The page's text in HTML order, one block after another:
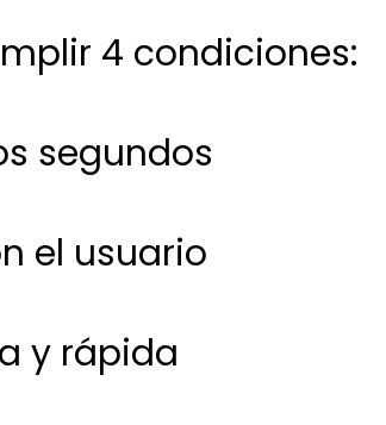
4 condiciones:
segundos
el usuario
y rápida